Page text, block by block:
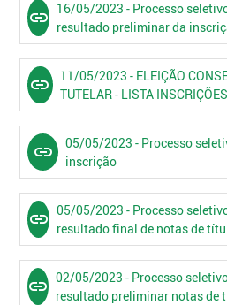
link 16/05/2023 - Processo
resultado preliminar da
link
11/05/2023 - ELEIÇÃO
TUTELAR - LISTA INSCRIÇÕES
link
05/05/2023 - Processo
inscrição
link 05/05/2023 - Processo
resultado final de notas de
link 02/05/2023 - Processo
resultado preliminar notas de